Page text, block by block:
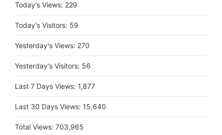
Today's Views: 229
Today's Visitors: 59
Yesterday's Views: 270
Yesterday's Visitors: 56
Last 7 Days Views: 1,877
Last 30 Days Views: 15,640
Total Views: 703,965